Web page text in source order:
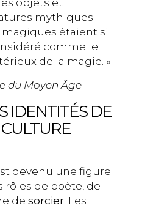
objets et
mythiques.
magiques étaient si
comme le
de la magie. »
du Moyen Âge
IDENTITÉS DE
devenu une figure
de poète, de
de sorcier . Les